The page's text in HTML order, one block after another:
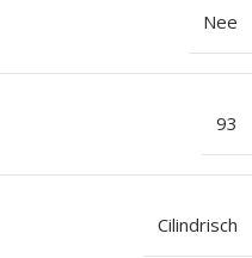
Nee
93
Cilindrisch